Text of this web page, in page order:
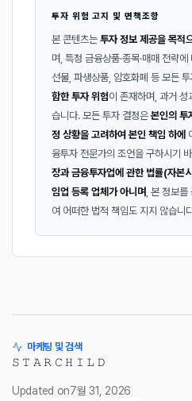
투자 위험 고지 및 면책조항
본 콘텐츠는 투자 정보 제공을 목적
며, 특정 금융상품·종목·매매 전략
선물, 파생상품, 암호화폐 등 모든
함한 투자 위험이 존재하며, 과거
습니다. 모든 투자 결정은본인의 투
정 상황을 고려하여 본인 책임 하에
융투자 전문가의 조언을 구하시기
장과 금융투자업에 관한 법률(자본
임업 등록 업체가 아니며 , 본 정보
여 어떠한 법적 책임도 지지 않습니
마케팅 및 검색
𝚂 𝚃 𝙰 𝚁 𝙲 𝙷 𝙸 𝙻 𝙳
Updated on7월 31, 2026